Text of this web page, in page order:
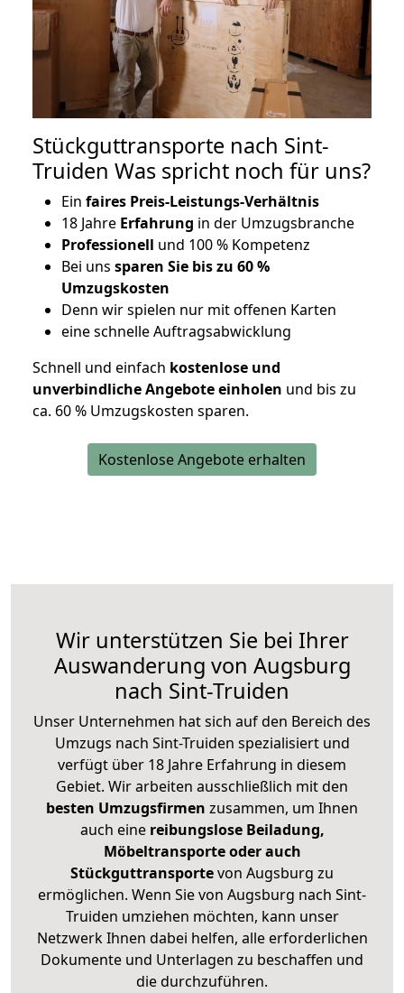
Stückguttransporte nach Sint-
Truiden Was spricht noch für uns?
Ein faires Preis-Leistungs-Verhältnis
18 Jahre Erfahrung in der Umzugsbranche
Professionell und 100 % Kompetenz
Bei uns sparen Sie bis zu 60 %
Umzugskosten
Denn wir spielen nur mit offenen Karten
eine schnelle Auftragsabwicklung
Schnell und einfach kostenlose und
unverbindliche Angebote einholen und bis zu
ca. 60 % Umzugskosten sparen.
Kostenlose Angebote erhalten
Wir unterstützen Sie bei Ihrer
Auswanderung von Augsburg
nach Sint-Truiden
Unser Unternehmen hat sich auf den Bereich des
Umzugs nach Sint-Truiden spezialisiert und
verfügt über 18 Jahre Erfahrung in diesem
Gebiet. Wir arbeiten ausschließlich mit den
besten Umzugsfirmen zusammen, um Ihnen
auch eine reibungslose Beiladung,
Möbeltransporte oder auch
Stückguttransportevon Augsburg zu
ermöglichen. Wenn Sie von Augsburg nach Sint-
Truiden umziehen möchten, kann unser
Netzwerk Ihnen dabei helfen, alle erforderlichen
Dokumente und Unterlagen zu beschaffen und
die durchzuführen.